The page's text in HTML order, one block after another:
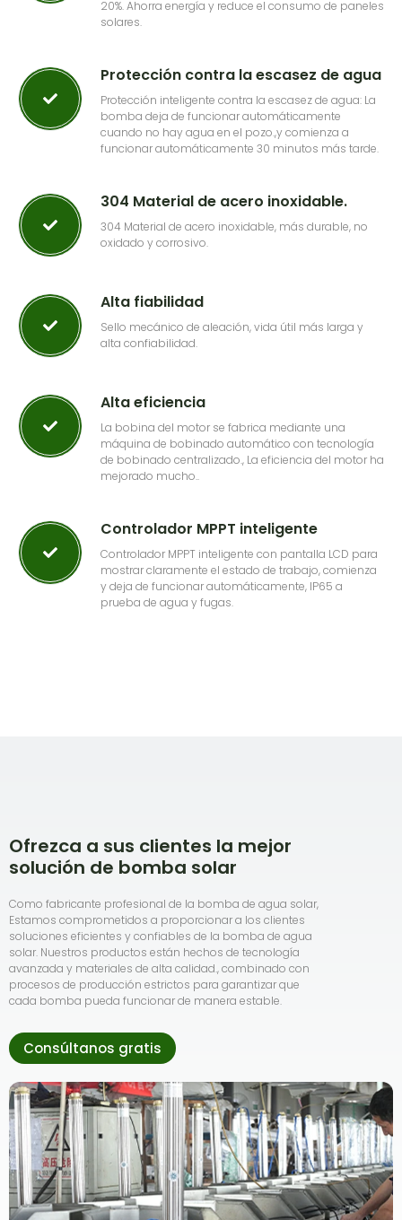
20%. Ahorra energía y reduce el consumo de paneles
solares.
Protección contra la escasez de agua
Protección inteligente contra la escasez de agua: La
bomba deja de funcionar automáticamente
cuando no hay agua en el pozo.,y comienza a
funcionar automáticamente 30 minutos más tarde.
304 Material de acero inoxidable.
304 Material de acero inoxidable, más durable, no
oxidado y corrosivo.
Alta fiabilidad
Sello mecánico de aleación, vida útil más larga y
alta confiabilidad.
Alta eficiencia
La bobina del motor se fabrica mediante una
máquina de bobinado automático con tecnología
de bobinado centralizado., La eficiencia del motor ha
mejorado mucho..
Controlador MPPT inteligente
Controlador MPPT inteligente con pantalla LCD para
mostrar claramente el estado de trabajo, comienza
y deja de funcionar automáticamente, IP65 a
prueba de agua y fugas.
Ofrezca a sus clientes la mejor
solución de bomba solar
Como fabricante profesional de la bomba de agua solar,
Estamos comprometidos a proporcionar a los clientes
soluciones eficientes y confiables de la bomba de agua
solar. Nuestros productos están hechos de tecnología
avanzada y materiales de alta calidad., combinado con
procesos de producción estrictos para garantizar que
cada bomba pueda funcionar de manera estable.
Consúltanos gratis